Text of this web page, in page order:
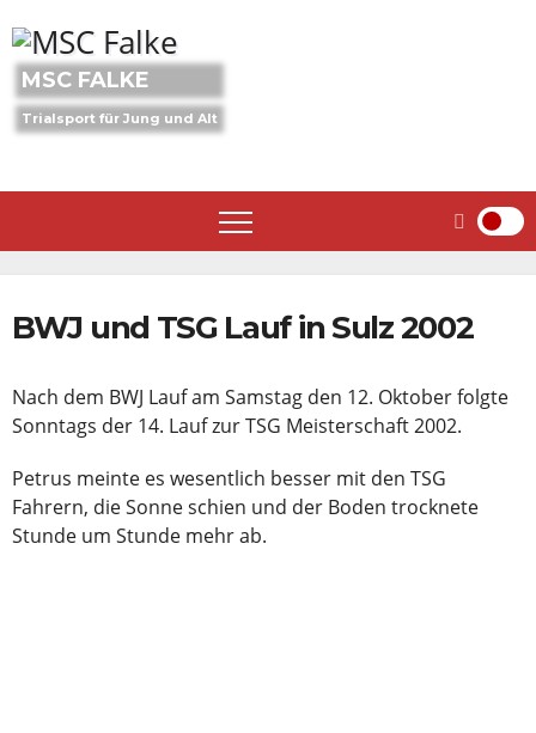
to
content
MSC FALKE
Trialsport für Jung und Alt
BWJ und TSG Lauf in Sulz 2002
Nach dem BWJ Lauf am Samstag den 12. Oktober folgte
Sonntags der 14. Lauf zur TSG Meisterschaft 2002.
Petrus meinte es wesentlich besser mit den TSG
Fahrern, die Sonne schien und der Boden trocknete
Stunde um Stunde mehr ab.